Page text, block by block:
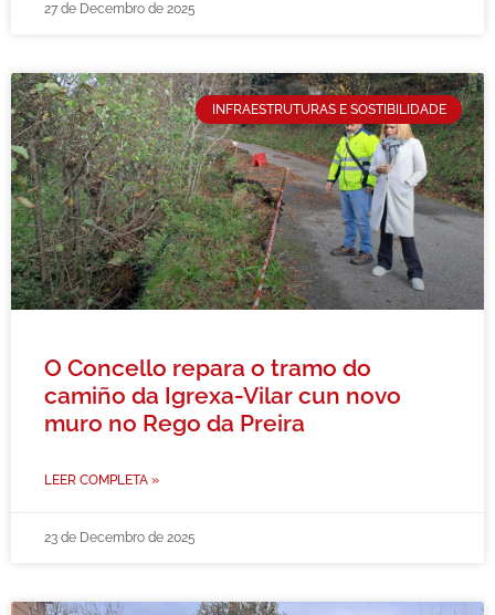
27 de Decembro de 2025
INFRAESTRUTURAS E SOSTIBILIDADE
O Concello repara o tramo do
camiño da Igrexa-Vilar cun novo
muro no Rego da Preira
LEER COMPLETA »
23 de Decembro de 2025